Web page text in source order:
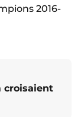
2016-
croisaient